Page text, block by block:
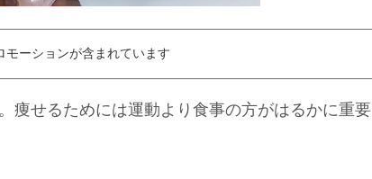
モーションが含まれています
痩せるためには運動より食事の方がはるかに重要